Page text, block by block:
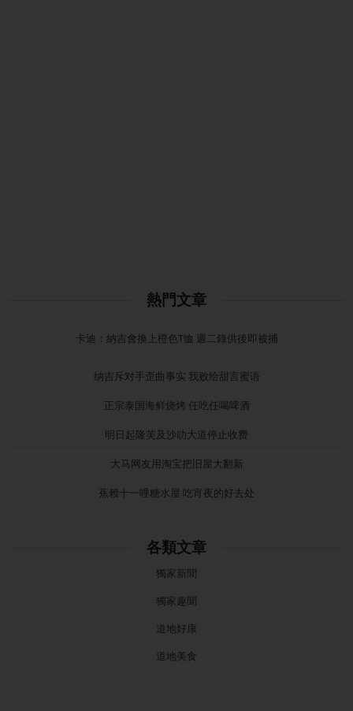
熱門文章
卡迪：納吉會換上橙色T恤 週二錄供後即被捕
纳吉斥对手歪曲事实 我败给甜言蜜语
正宗泰国海鲜烧烤 任吃任喝啤酒
明日起隆芙及沙叻大道停止收费
大马网友用淘宝把旧屋大翻新
蕉赖十一哩糖水屋 吃宵夜的好去处
各類文章
獨家新聞
獨家趣聞
道地好康
道地美食